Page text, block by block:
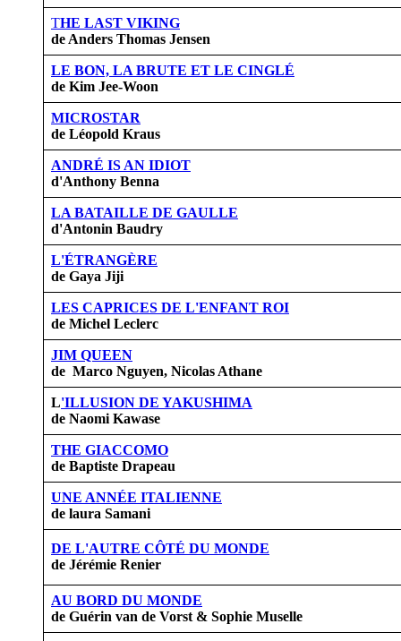
THE LAST VIKING
de Anders Thomas Jensen
LE BON, LA BRUTE ET LE CINGLÉ
de Kim Jee-Woon
MICROSTAR
de Léopold Kraus
ANDRÉ IS AN IDIOT
d'Anthony Benna
LA BATAILLE DE GAULLE
d'Antonin Baudry
L'ÉTRANGÈRE
de Gaya Jiji
LES CAPRICES DE L'ENFANT ROI
de Michel Leclerc
JIM QUEEN
de Marco Nguyen, Nicolas Athane
L'ILLUSION DE YAKUSHIMA
de Naomi Kawase
THE GIACCOMO
de Baptiste Drapeau
UNE ANNÉE ITALIENNE
de laura Samani
DE L'AUTRE CÔTÉ DU MONDE
de Jérémie Renier
AU BORD DU MONDE
de Guérin van de Vorst & Sophie Muselle